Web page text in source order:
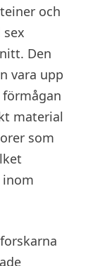
och
Den
vara upp
material
som